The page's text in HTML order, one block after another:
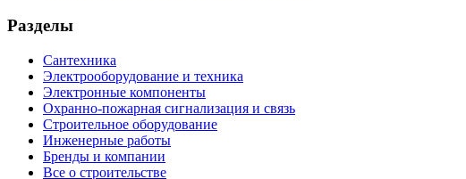
Разделы
Сантехника
Электрооборудование и техника
Электронные компоненты
Охранно-пожарная сигнализация и связь
Строительное оборудование
Инженерные работы
Бренды и компании
Все о строительстве